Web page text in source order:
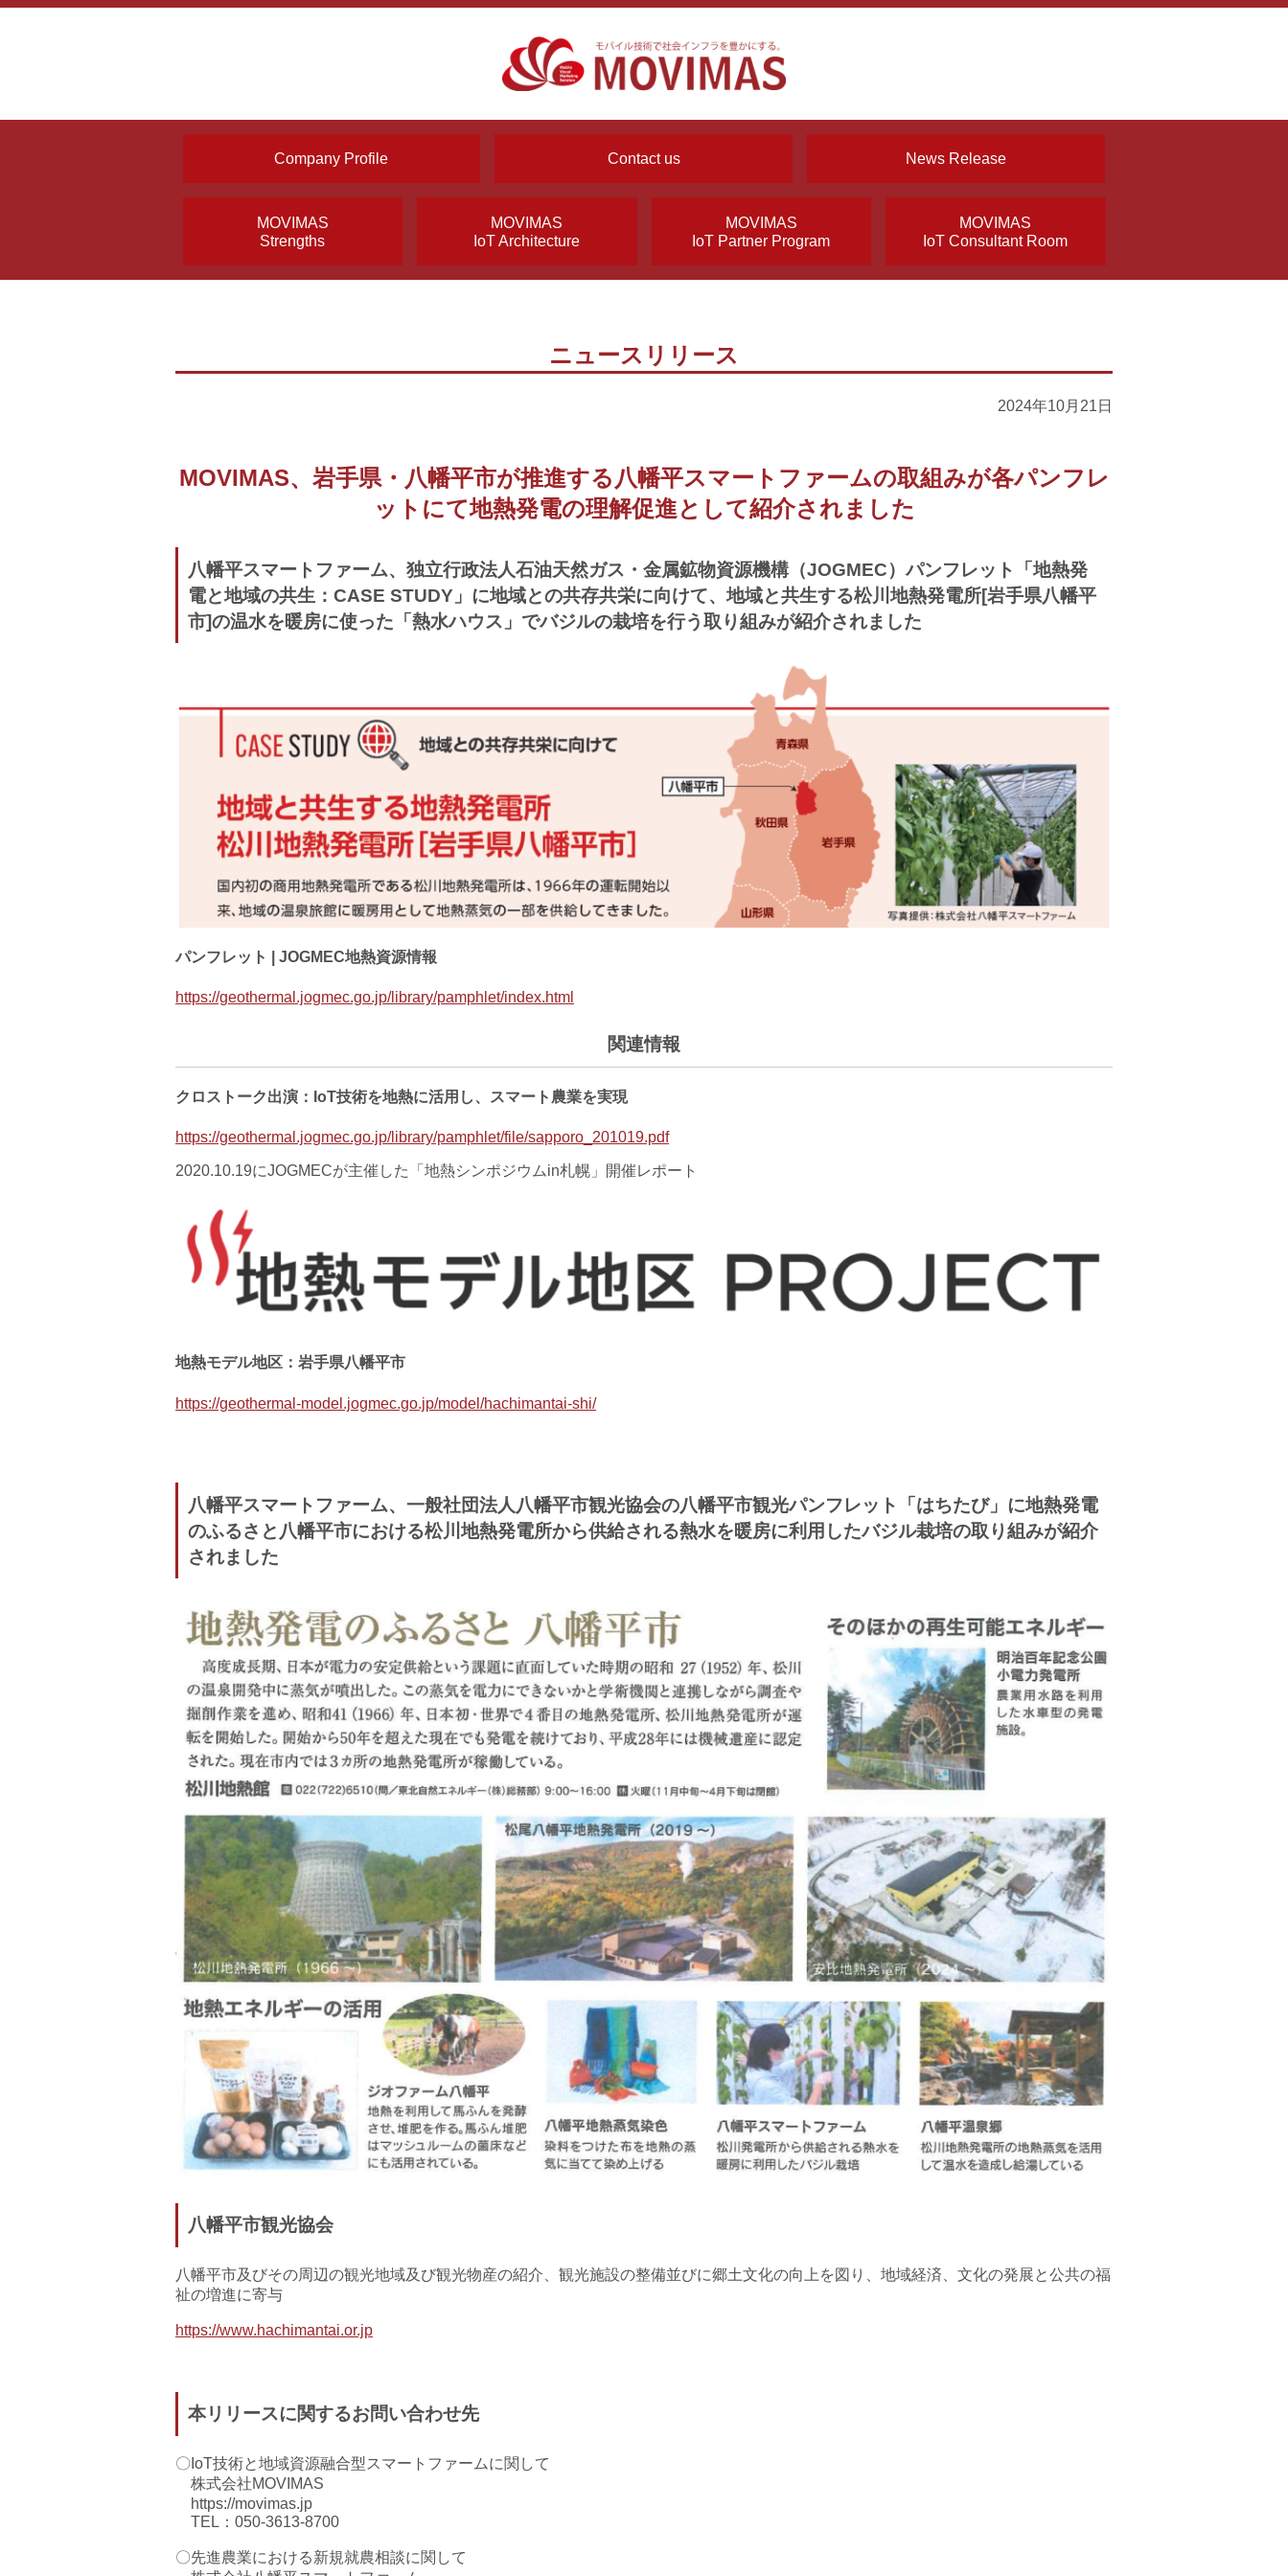
Company Profile Contact us News Release
MOVIMAS
Strengths
MOVIMAS
IoT Architecture
MOVIMAS
IoT Partner Program
MOVIMAS
IoT Consultant Room
ニュースリリース
2024年10月21日
MOVIMAS、岩手県・八幡平市が推進する八幡平スマートファームの取組みが各パンフレ
ットにて地熱発電の理解促進として紹介されました
八幡平スマートファーム、独立行政法人石油天然ガス・金属鉱物資源機構（JOGMEC）パンフレット「地熱発
電と地域の共生：CASE STUDY」に地域との共存共栄に向けて、地域と共生する松川地熱発電所[岩手県八幡平
市]の温水を暖房に使った「熱水ハウス」でバジルの栽培を行う取り組みが紹介されました
パンフレット | JOGMEC地熱資源情報
https://geothermal.jogmec.go.jp/library/pamphlet/index.html
関連情報
クロストーク出演：IoT技術を地熱に活用し、スマート農業を実現
https://geothermal.jogmec.go.jp/library/pamphlet/file/sapporo_201019.pdf
2020.10.19にJOGMECが主催した「地熱シンポジウムin札幌」開催レポート
地熱モデル地区：岩手県八幡平市
https://geothermal-model.jogmec.go.jp/model/hachimantai-shi/
八幡平スマートファーム、一般社団法人八幡平市観光協会の八幡平市観光パンフレット「はちたび」に地熱発電
のふるさと八幡平市における松川地熱発電所から供給される熱水を暖房に利用したバジル栽培の取り組みが紹介
されました
八幡平市観光協会
八幡平市及びその周辺の観光地域及び観光物産の紹介、観光施設の整備並びに郷土文化の向上を図り、地域経済、文化の発展と公共の福
祉の増進に寄与
https://www.hachimantai.or.jp
本リリースに関するお問い合わせ先
〇IoT技術と地域資源融合型スマートファームに関して
株式会社MOVIMAS
https://movimas.jp
TEL：050-3613-8700
〇先進農業における新規就農相談に関して